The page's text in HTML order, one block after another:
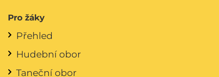
Pro žáky
Přehled
Hudební obor
Taneční obor